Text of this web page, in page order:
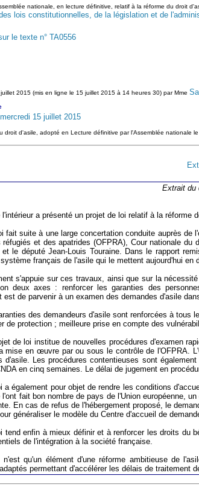
nationale, en lecture définitive, relatif à la réforme du droit
lois constitutionnelles, de la législation et de
le texte n° TA0556
2015 (mis en ligne le 15 juillet 2015 à 14 heures 30) par Mme
15 juillet 2015
droit d'asile, adopté en Lecture définitive par l'Assemblée nationale
Extrait du
l'intérieur a présenté un projet de loi relatif à la réforme
fait suite à une large concertation conduite auprès
réfugiés et des apatrides (OFPRA), Cour nationale
et le député Jean-Louis Touraine. Dans le rapport
français de l'asile qui le mettent aujourd'hui en
s'appuie sur ces travaux, ainsi que sur la
deux axes : renforcer les garanties des
est de parvenir à un examen des demandes d'asile
des demandeurs d'asile sont renforcées à
de protection ; meilleure prise en compte des
de loi institue de nouvelles procédures d'examen
mise en œuvre par ou sous le contrôle de l'OFPRA.
d'asile. Les procédures contentieuses sont
en cinq semaines. Le délai de jugement en
a également pour objet de rendre les conditions
fait bon nombre de pays de l'Union européenne,
En cas de refus de l'hébergement proposé, le
généraliser le modèle du Centre d'accueil de
tend enfin à mieux définir et à renforcer les droits du
de l'intégration à la société française.
qu'un élément d'une réforme ambitieuse de
permettant d'accélérer les délais de traitement